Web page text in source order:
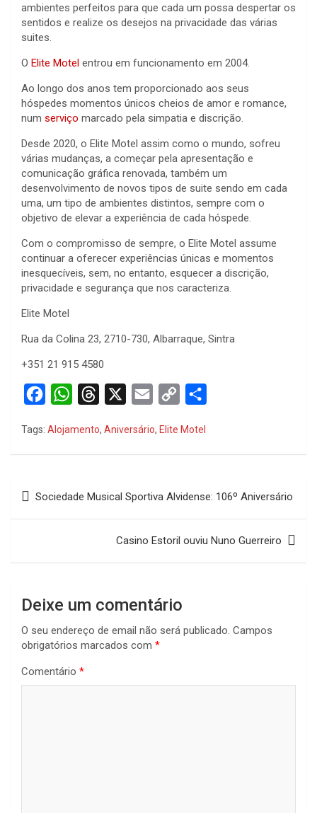
ambientes perfeitos para que cada um possa despertar os
sentidos e realize os desejos na privacidade das várias
suites.
O Elite Motel entrou em funcionamento em 2004.
Ao longo dos anos tem proporcionado aos seus
hóspedes momentos únicos cheios de amor e romance,
num serviço marcado pela simpatia e discrição.
Desde 2020, o Elite Motel assim como o mundo, sofreu
várias mudanças, a começar pela apresentação e
comunicação gráfica renovada, também um
desenvolvimento de novos tipos de suite sendo em cada
uma, um tipo de ambientes distintos, sempre com o
objetivo de elevar a experiência de cada hóspede.
Com o compromisso de sempre, o Elite Motel assume
continuar a oferecer experiências únicas e momentos
inesquecíveis, sem, no entanto, esquecer a discrição,
privacidade e segurança que nos caracteriza.
Elite Motel
Rua da Colina 23, 2710-730, Albarraque, Sintra
+351 21 915 4580
c
e
o
o
W
a
t
A
p
r
e
d
s
a
i
p
y
i
n
k
r
Tags: Alojamento, Aniversário, Elite Motel
Sociedade Musical Sportiva Alvidense: 106º Aniversário
Casino Estoril ouviu Nuno Guerreiro
Deixe um comentário
O seu endereço de email não será publicado. Campos
obrigatórios marcados com *
Comentário *